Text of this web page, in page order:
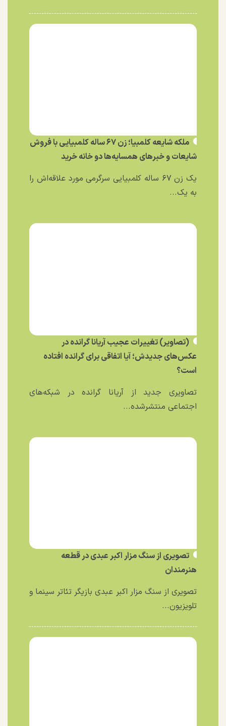
ملکه شایعه کلمبیا؛ زن ۶۷ ساله کلمبیایی با فروش
شایعات و خبر‌های همسایه‌ها دو خانه خرید
یک زن ۶۷ ساله کلمبیایی سرگرمی مورد علاقه‌اش را
به یک...
(تصاویر) تغییرات عجیب آریانا گرانده در
عکس‌های جدیدش؛ آیا اتفاقی برای گرانده افتاده
است؟
تصاویری جدید از آریانا گرانده در شبکه‌های
اجتماعی منتشرشده...
تصویری از سنگ مزار اکبر عبدی در قطعه
هنرمندان
تصویری از سنگ مزار اکبر عبدی بازیگر تئاتر سینما و
تلویزیون...